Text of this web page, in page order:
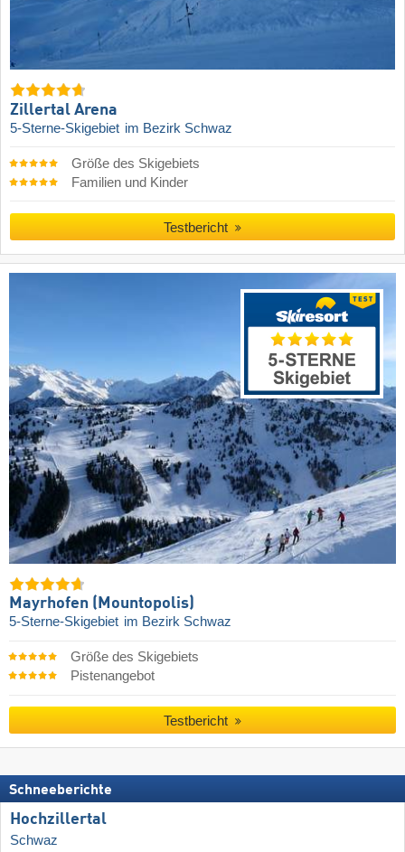
Zillertal Arena
5-Sterne-Skigebiet im Bezirk Schwaz
Größe des Skigebiets
Familien und Kinder
Testbericht
Mayrhofen (Mountopolis)
5-Sterne-Skigebiet im Bezirk Schwaz
Größe des Skigebiets
Pistenangebot
Testbericht
Schneeberichte
Hochzillertal
Schwaz